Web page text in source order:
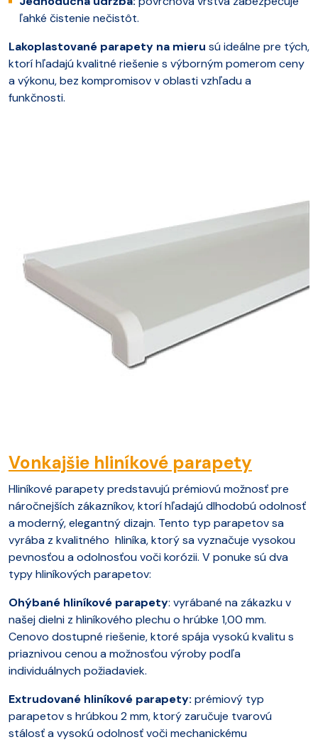
ľahké čistenie nečistôt.
Lakoplastované parapety na mieru sú ideálne pre tých,
ktorí hľadajú kvalitné riešenie s výborným pomerom ceny
a výkonu, bez kompromisov v oblasti vzhľadu a
funkčnosti.
Vonkajšie hliníkové parapety
Hliníkové parapety predstavujú prémiovú možnosť pre
náročnejších zákazníkov, ktorí hľadajú dlhodobú odolnosť
a moderný, elegantný dizajn. Tento typ parapetov sa
vyrába z kvalitného hliníka, ktorý sa vyznačuje vysokou
pevnosťou a odolnosťou voči korózii. V ponuke sú dva
typy hliníkových parapetov:
Ohýbané hliníkové parapety: vyrábané na zákazku v
našej dielni z hliníkového plechu o hrúbke 1,00 mm.
Cenovo dostupné riešenie, ktoré spája vysokú kvalitu s
priaznivou cenou a možnosťou výroby podľa
individuálnych požiadaviek.
Extrudované hliníkové parapety: prémiový typ
parapetov s hrúbkou 2 mm, ktorý zaručuje tvarovú
stálosť a vysokú odolnosť voči mechanickému